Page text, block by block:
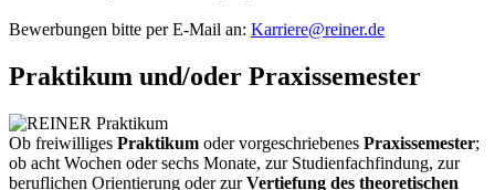
Bewerbungen bitte per E-Mail an: Karriere@reiner.de
Praktikum und/oder Praxissemester
Ob freiwilliges Praktikum oder vorgeschriebenes Praxissemester;
ob acht Wochen oder sechs Monate, zur Studienfachfindung, zur
beruflichen Orientierung oder zurVertiefung des theoretischen